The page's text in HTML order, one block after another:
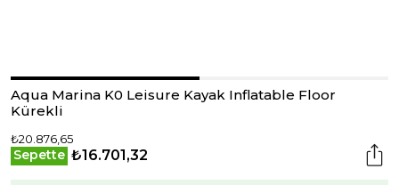
Aqua Marina K0 Leisure Kayak Inflatable Floor
Kürekli
₺20.876,65
Sepette ₺16.701,32